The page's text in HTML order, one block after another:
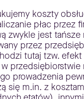
koszty
płac przez
zwykle jest tańsze
przez
tutaj tzw.
przedsiębiorstwie
prowadzenia
się m.in. z